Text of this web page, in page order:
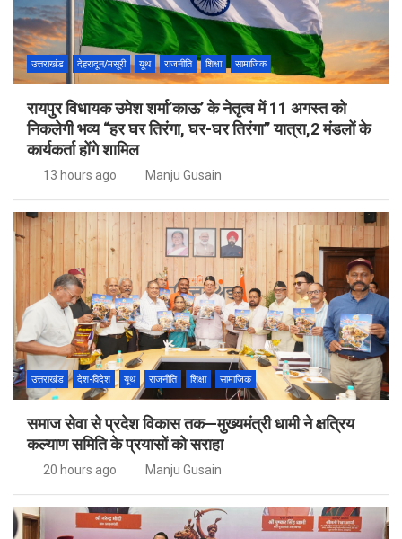
उत्तराखंड देहरादून/मसूरी यूथ राजनीति शिक्षा सामाजिक
रायपुर विधायक उमेश शर्मा’काऊ’ के नेतृत्व में 11 अगस्त को
निकलेगी भव्य “हर घर तिरंगा, घर-घर तिरंगा” यात्रा,2 मंडलों के
कार्यकर्ता होंगे शामिल
13 hours ago Manju Gusain
उत्तराखंड देश-विदेश यूथ राजनीति शिक्षा सामाजिक
समाज सेवा से प्रदेश विकास तक—मुख्यमंत्री धामी ने क्षत्रिय
कल्याण समिति के प्रयासों को सराहा
20 hours ago Manju Gusain